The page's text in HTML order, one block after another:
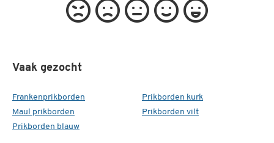
Vaak gezocht
Frankenprikborden
Maul prikborden
Prikborden blauw
Prikborden kurk
Prikborden vilt